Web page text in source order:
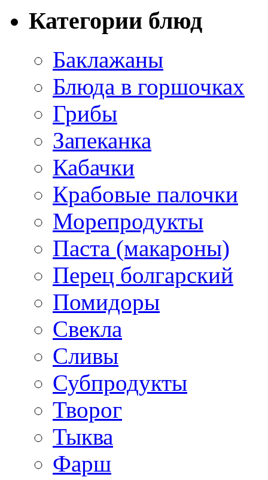
Категории блюд
Баклажаны
Блюда в горшочках
Грибы
Запеканка
Кабачки
Крабовые палочки
Морепродукты
Паста (макароны)
Перец болгарский
Помидоры
Свекла
Сливы
Субпродукты
Творог
Тыква
Фарш